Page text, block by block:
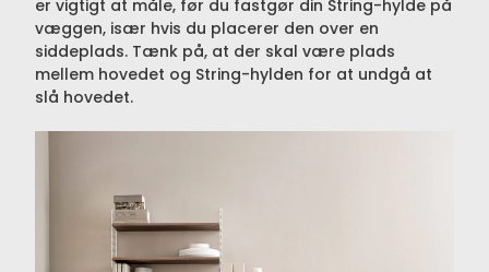
er vigtigt at måle, før du fastgør din String-hylde på
væggen, især hvis du placerer den over en
siddeplads. Tænk på, at der skal være plads
mellem hovedet og String-hylden for at undgå at
slå hovedet.